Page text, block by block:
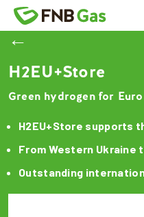
←
H2EU+Store
Green hydrogen for
H2EU+Store supports
From Western Ukraine
Outstanding